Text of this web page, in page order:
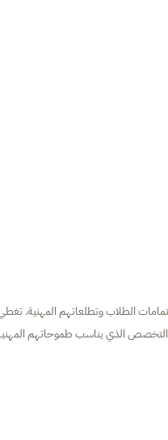
الطلاب وتطلعاتهم المهنية.
التخصص الذي يناسب طموحاتهم